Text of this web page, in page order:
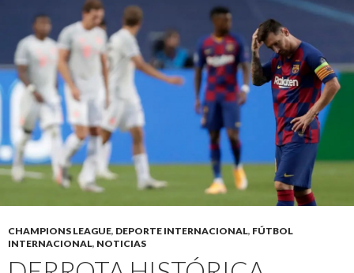
CHAMPIONS LEAGUE, DEPORTE INTERNACIONAL, FÚTBOL
INTERNACIONAL, NOTICIAS